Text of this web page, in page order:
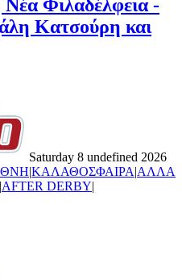
Νέα Φιλαδέλφεια -
Κατσούρη και
Saturday 8 undefined 2026
|ΚΑΛΑΘΟΣΦΑΙΡΑ|ΑΛΛΑ
|AFTER DERBY|